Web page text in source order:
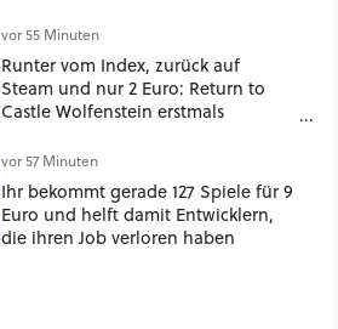
vor 55 Minuten
Runter vom Index, zurück auf
Steam und nur 2 Euro: Return to
Castle Wolfenstein erstmals
Markt
vor 57 Minuten
Ihr bekommt gerade 127 Spiele für 9
Euro und helft damit Entwicklern,
die ihren Job verloren haben